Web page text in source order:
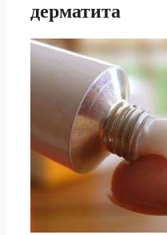
дерматита